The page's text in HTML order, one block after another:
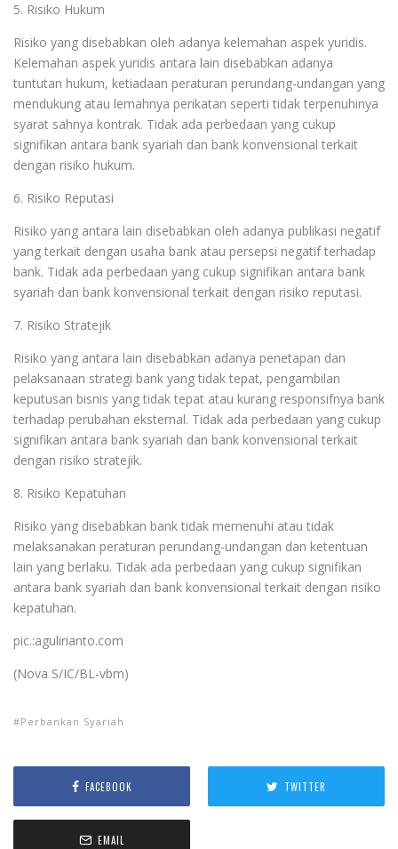
5. Risiko Hukum
Risiko yang disebabkan oleh adanya kelemahan aspek yuridis.
Kelemahan aspek yuridis antara lain disebabkan adanya
tuntutan hukum, ketiadaan peraturan perundang-undangan yang
mendukung atau lemahnya perikatan seperti tidak terpenuhinya
syarat sahnya kontrak. Tidak ada perbedaan yang cukup
signifikan antara bank syariah dan bank konvensional terkait
dengan risiko hukum.
6. Risiko Reputasi
Risiko yang antara lain disebabkan oleh adanya publikasi negatif
yang terkait dengan usaha bank atau persepsi negatif terhadap
bank. Tidak ada perbedaan yang cukup signifikan antara bank
syariah dan bank konvensional terkait dengan risiko reputasi.
7. Risiko Stratejik
Risiko yang antara lain disebabkan adanya penetapan dan
pelaksanaan strategi bank yang tidak tepat, pengambilan
keputusan bisnis yang tidak tepat atau kurang responsifnya bank
terhadap perubahan eksternal. Tidak ada perbedaan yang cukup
signifikan antara bank syariah dan bank konvensional terkait
dengan risiko stratejik.
8. Risiko Kepatuhan
Risiko yang disebabkan bank tidak memenuhi atau tidak
melaksanakan peraturan perundang-undangan dan ketentuan
lain yang berlaku. Tidak ada perbedaan yang cukup signifikan
antara bank syariah dan bank konvensional terkait dengan risiko
kepatuhan.
pic.:agulirianto.com
(Nova S/IC/BL-vbm)
Perbankan Syariah
FACEBOOK TWITTER
EMAIL